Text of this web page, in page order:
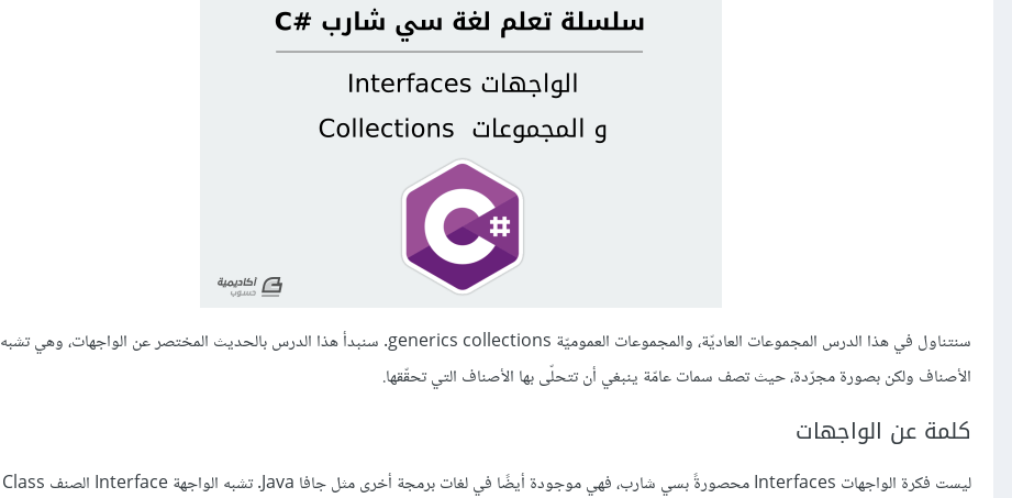
سنتناول في هذا الدرس المجموعات العاديّة، والمجموعات العموميّة generics collections. سنبدأ هذا الدرس بالحديث المختصر عن الواجهات، وهي تشبه
الأصناف ولكن بصورة مجرّدة، حيث تصف سمات عامّة ينبغي أن تتحلّى بها الأصناف التي تحقّقها.
كلمة عن الواجهات